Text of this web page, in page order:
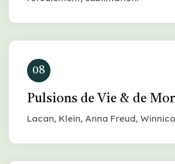
08
Pulsions de Vie & de
Lacan, Klein, Anna Freud,